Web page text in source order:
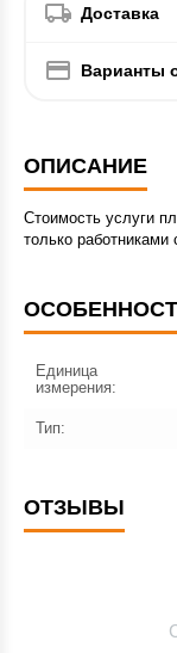
Доставка
Варианты
ОПИСАНИЕ
Стоимость услуги
только работниками
Единица
измерения:
Тип:
ОТЗЫВЫ